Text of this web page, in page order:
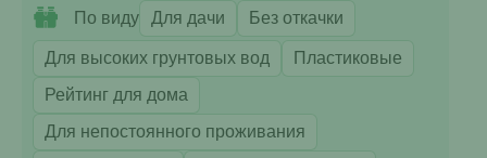
По виду Для дачи Без откачки
Для высоких грунтовых вод
Пластиковые
Рейтинг для дома
Для непостоянного проживания